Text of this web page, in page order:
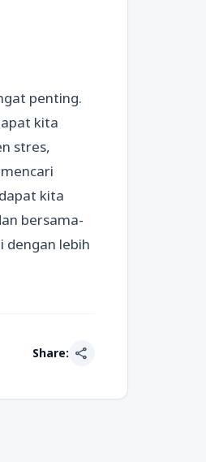
penting.
kita
stres,
kita
bersama-
dengan lebih
Share: share